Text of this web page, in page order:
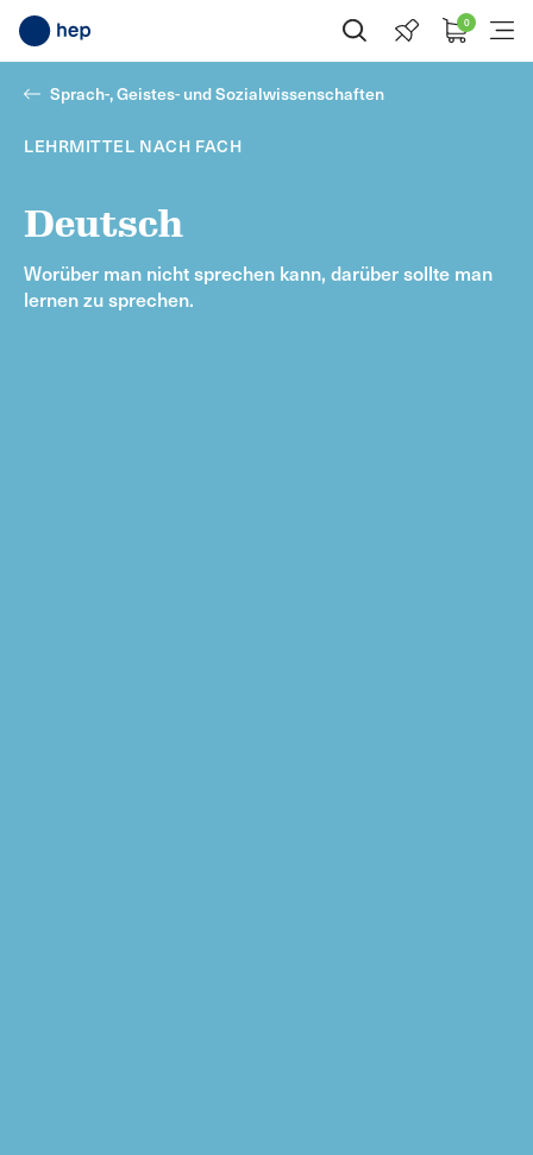
Suche öffnen 0
Sprach-, Geistes- und Sozialwissenschaften
LEHRMITTEL NACH FACH
Deutsch
Worüber man nicht sprechen kann, darüber sollte man
lernen zu sprechen.